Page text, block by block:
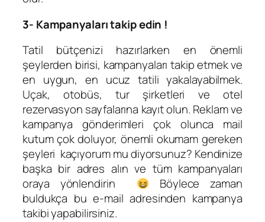
3- Kampanyaları takip edin !
Tatil bütçenizi hazırlarken en önemli
şeylerden birisi, kampanyaları takip etmek ve
en uygun, en ucuz tatili yakalayabilmek.
Uçak, otobüs, tur şirketleri ve otel
rezervasyon sayfalarına kayıt olun. Reklam ve
kampanya gönderimleri çok olunca mail
kutum çok doluyor, önemli okumam gereken
şeyleri kaçıyorum mu diyorsunuz? Kendinize
başka bir adres alın ve tüm kampanyaları
oraya yönlendirin
Böylece zaman
buldukça bu e-mail adresinden kampanya
takibi yapabilirsiniz.